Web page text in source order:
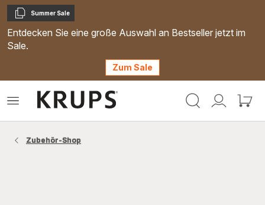
Kopieren
Summer Sale
Entdecken Sie eine große Auswahl an Bestseller jetzt im
Sale.
Zum Sale
Mein
Mein
Das
Zubehör-Shop